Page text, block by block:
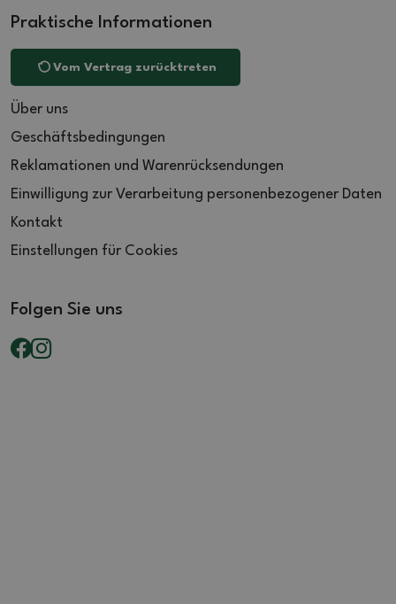
Praktische Informationen
Vom Vertrag zurücktreten
Über uns
Geschäftsbedingungen
Reklamationen und Warenrücksendungen
Einwilligung zur Verarbeitung personenbezogener Daten
Kontakt
Einstellungen für Cookies
Folgen Sie uns